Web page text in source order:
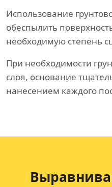
Использование
обеспылить
необходимую степень
При необходимости
слоя, основание
нанесением каждого